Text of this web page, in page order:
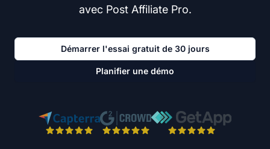
avec Post Affiliate Pro.
Démarrer l'essai gratuit de 30 jours
Planifier une démo